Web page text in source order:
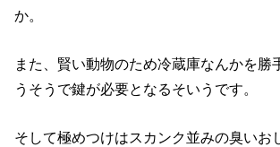
か。
また、賢い動物のため冷蔵庫なんかを勝
うそうで鍵が必要となるそいうです。
そして極めつけはスカンク並みの臭いお